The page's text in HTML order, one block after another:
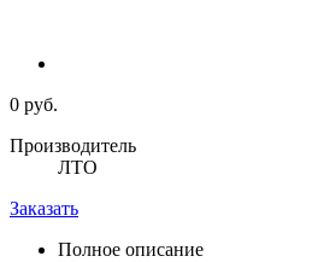
0 руб.
Производитель
ЛТО
Заказать
Полное описание